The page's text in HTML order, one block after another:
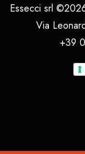
Essecci srl
Via
+39